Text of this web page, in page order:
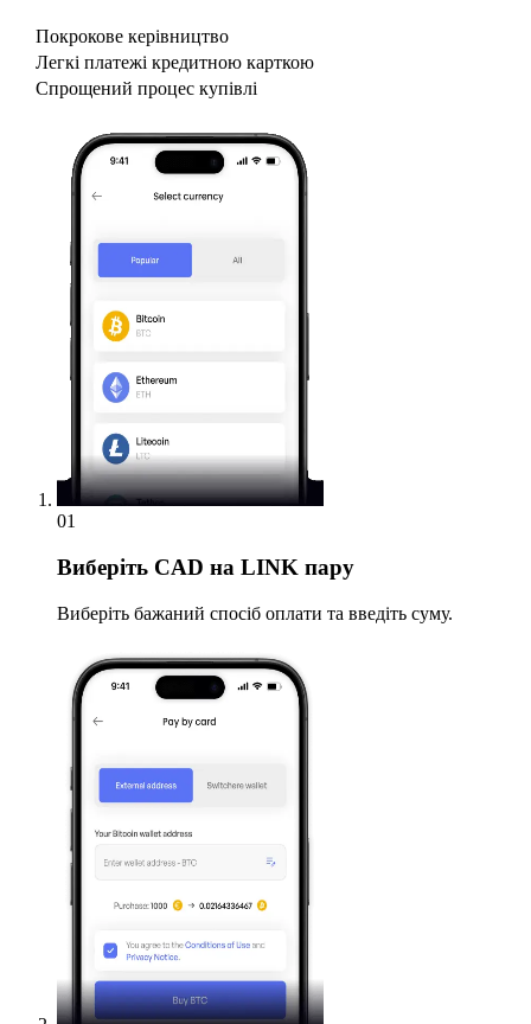
Покрокове керівництво
Легкі платежі кредитною карткою
Спрощений процес купівлі
01
Виберіть CAD на LINK пару
Виберіть бажаний спосіб оплати та введіть суму.